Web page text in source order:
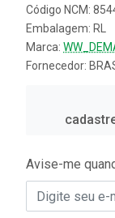
Código NCM:
Embalagem: RL
Marca:
Fornecedor:
Avise-me